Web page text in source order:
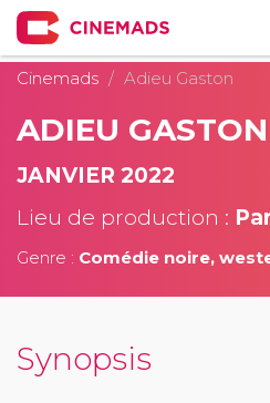
Cinemads
Adieu Gaston
ADIEU GASTON
JANVIER 2022
Lieu de production :
Genre : Comédie noire,
Synopsis